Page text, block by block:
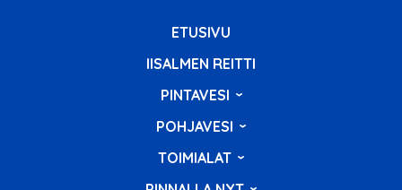
ETUSIVU
IISALMEN REITTI
PINTAVESI
POHJAVESI
TOIMIALAT